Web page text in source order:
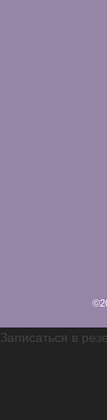
Записаться в